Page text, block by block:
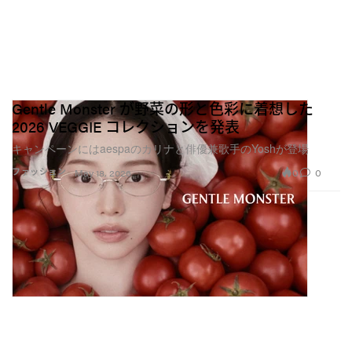
ファッション
Gentle Monster が野菜の形と色彩に着想した
2026 VEGGIE コレクションを発表
キャンペーンにはaespaのカリナと俳優兼歌手のYoshが登場
May 18, 2026 0 0